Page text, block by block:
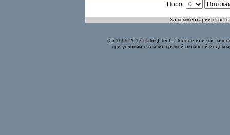
Порог
За комментарии
(©) 1999-2017 PalmQ Tech. Полное или
при условии наличия прямой активной